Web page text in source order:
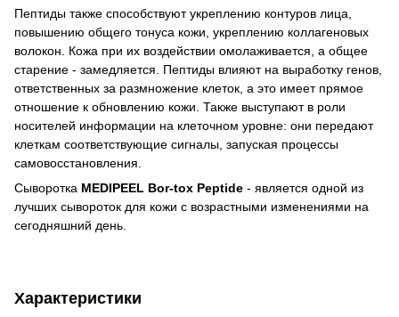
Пептиды также способствуют укреплению контуров лица,
повышению общего тонуса кожи, укреплению коллагеновых
волокон. Кожа при их воздействии омолаживается, а общее
старение - замедляется. Пептиды влияют на выработку генов,
ответственных за размножение клеток, а это имеет прямое
отношение к обновлению кожи. Также выступают в роли
носителей информации на клеточном уровне: они передают
клеткам соответствующие сигналы, запуская процессы
самовосстановления.
Сыворотка MEDIPEEL Bor-tox Peptide - является одной из
лучших сывороток для кожи с возрастными изменениями на
сегодняшний день.
Характеристики